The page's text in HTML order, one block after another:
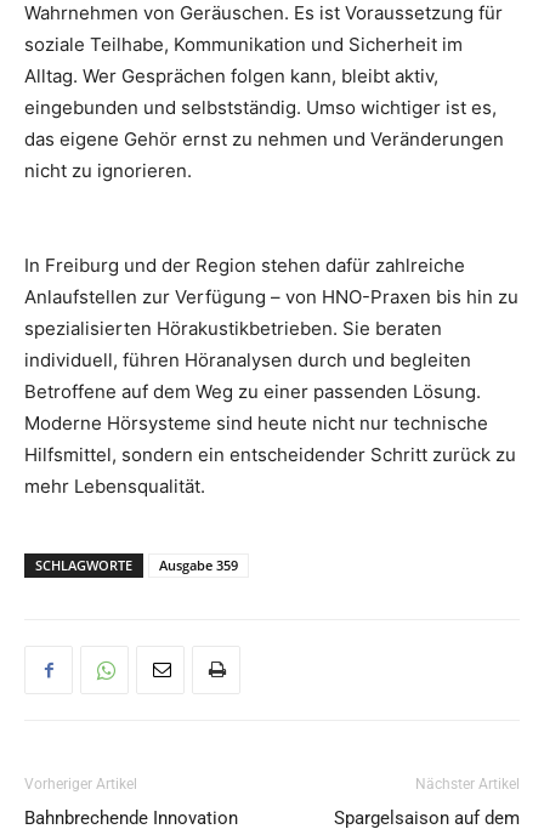
Wahrnehmen von Geräuschen. Es ist Voraussetzung für
soziale Teilhabe, Kommunikation und Sicherheit im
Alltag. Wer Gesprächen folgen kann, bleibt aktiv,
eingebunden und selbstständig. Umso wichtiger ist es,
das eigene Gehör ernst zu nehmen und Veränderungen
nicht zu ignorieren.
In Freiburg und der Region stehen dafür zahlreiche
Anlaufstellen zur Verfügung – von HNO-Praxen bis hin zu
spezialisierten Hörakustikbetrieben. Sie beraten
individuell, führen Höranalysen durch und begleiten
Betroffene auf dem Weg zu einer passenden Lösung.
Moderne Hörsysteme sind heute nicht nur technische
Hilfsmittel, sondern ein entscheidender Schritt zurück zu
mehr Lebensqualität.
SCHLAGWORTE Ausgabe 359
Vorheriger Artikel
Bahnbrechende Innovation
Nächster Artikel
Spargelsaison auf dem